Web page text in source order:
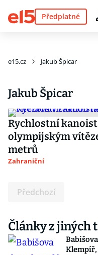
Předplatné
e15.cz Jakub Špicar
Jakub Špicar
Rychlostní
olympijským
metrů
Zahraniční
Předchozí
Články z jiných
Klempíř,